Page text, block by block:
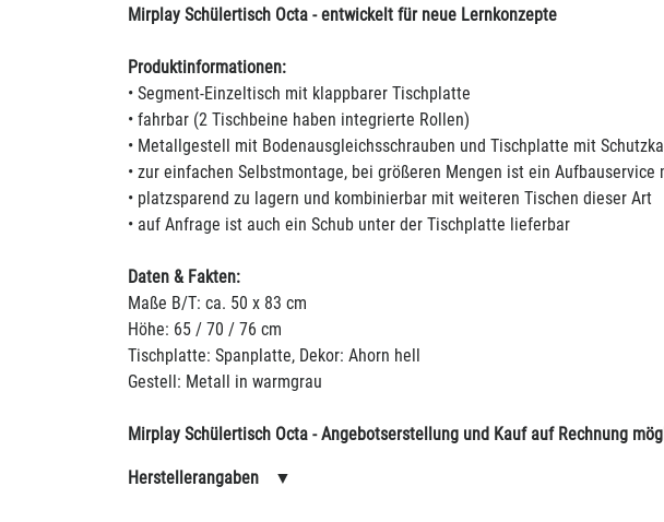
Mirplay Schülertisch Octa - entwickelt für neue Lernkonzepte
Produktinformationen:
• Segment-Einzeltisch mit klappbarer Tischplatte
• fahrbar (2 Tischbeine haben integrierte Rollen)
• Metallgestell mit Bodenausgleichsschrauben und Tischplatte mit
• zur einfachen Selbstmontage, bei größeren Mengen ist ein Aufbauservice
• platzsparend zu lagern und kombinierbar mit weiteren Tischen dieser Art
• auf Anfrage ist auch ein Schub unter der Tischplatte lieferbar
Daten & Fakten:
Maße B/T: ca. 50 x 83 cm
Höhe: 65 / 70 / 76 cm
Tischplatte: Spanplatte, Dekor: Ahorn hell
Gestell: Metall in warmgrau
Mirplay Schülertisch Octa - Angebotserstellung und Kauf auf Rechnung
Herstellerangaben ▼